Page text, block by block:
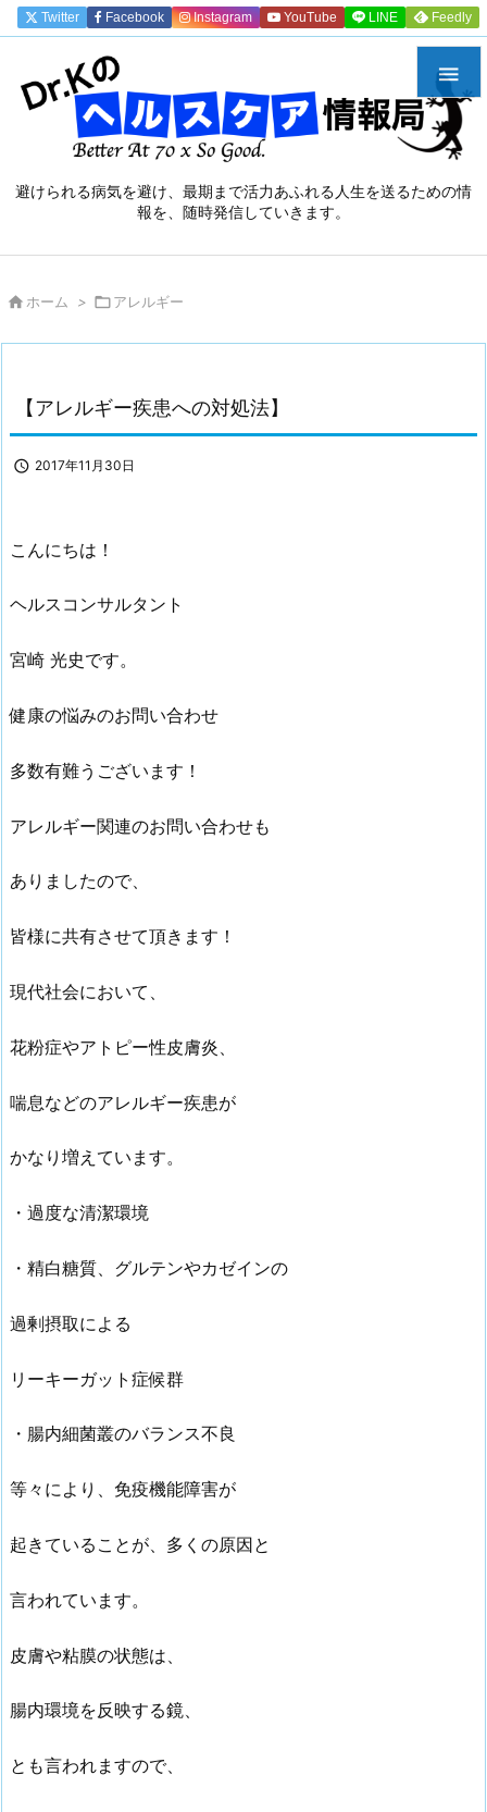
避けられる病気を避け、最期まで活力あふれる人生を送るための情
報を、随時発信していきます。

Twitter Facebook Instagram YouTube LINE Feedly
 ホーム > アレルギー
【アレルギー疾患への対処法】
 2017年11月30日
こんにちは！
ヘルスコンサルタント
宮崎 光史です。
健康の悩みのお問い合わせ
多数有難うございます！
アレルギー関連のお問い合わせも
ありましたので、
皆様に共有させて頂きます！
現代社会において、
花粉症やアトピー性皮膚炎、
喘息などのアレルギー疾患が
かなり増えています。
・過度な清潔環境
・精白糖質、グルテンやカゼインの
過剰摂取による
リーキーガット症候群
・腸内細菌叢のバランス不良
等々により、免疫機能障害が
起きていることが、多くの原因と
言われています。
皮膚や粘膜の状態は、
腸内環境を反映する鏡、
とも言われますので、